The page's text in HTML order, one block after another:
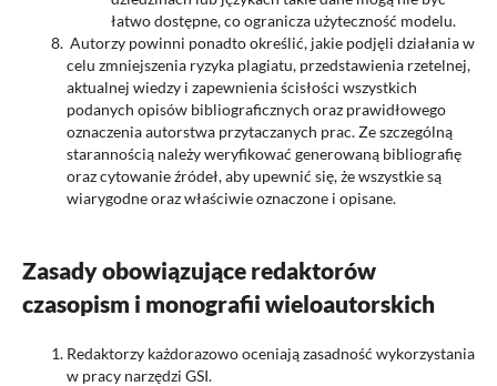
łatwo dostępne, co ogranicza użyteczność modelu.
Autorzy powinni ponadto określić, jakie podjęli działania w
celu zmniejszenia ryzyka plagiatu, przedstawienia rzetelnej,
aktualnej wiedzy i zapewnienia ścisłości wszystkich
podanych opisów bibliograficznych oraz prawidłowego
oznaczenia autorstwa przytaczanych prac. Ze szczególną
starannością należy weryfikować generowaną bibliografię
oraz cytowanie źródeł, aby upewnić się, że wszystkie są
wiarygodne oraz właściwie oznaczone i opisane.
Zasady obowiązujące redaktorów
czasopism i monografii wieloautorskich
Redaktorzy każdorazowo oceniają zasadność wykorzystania
w pracy narzędzi GSI.